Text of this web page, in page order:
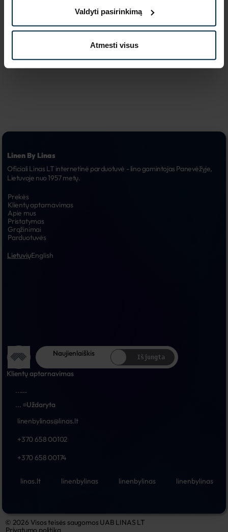
Valdyti pasirinkimą
Atmesti visus
Linas 55%, Medvilnė 45%
Spalva
Marga
Gaminio dydis, cm
70X84
Linen By Linas
Oficiali Linas LT internetinė parduotuvė - lino gamintojas Panevėžyje,
Lietuvoje nuo 1957 metų.
Prekės
Klientų aptarnavimas
Apie mus
Pristatymas
Grąžinimai
Parduotuvės
LietuviųEnglish
Naujienlaiškis Išjungta
Klientų aptarnavimas
......
...
Uždaryta
linenbylinas@linas.lt
+370 658 00102
+370 658 00174
linas.lt linenbylinas linenbylinas linenbylinas
© 2026 Visos teisės saugomos UAB LINAS LT
Privatumo politika